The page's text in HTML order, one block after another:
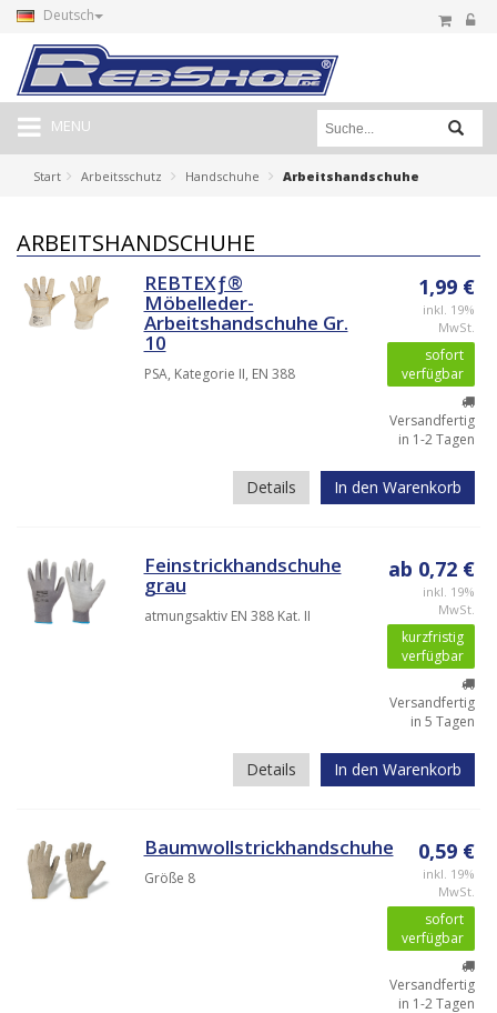
Deutsch
MENU
Start Arbeitsschutz Handschuhe Arbeitshandschuhe
ARBEITSHANDSCHUHE
REBTEXƒ®
Möbelleder-
Arbeitshandschuhe Gr.
10
PSA, Kategorie II, EN 388
1,99 €
inkl. 19%
MwSt.
sofort
verfügbar
Versandfertig
in 1-2 Tagen
Details In den Warenkorb
Feinstrickhandschuhe
grau
atmungsaktiv EN 388 Kat. II
ab 0,72 €
inkl. 19%
MwSt.
kurzfristig
verfügbar
Versandfertig
in 5 Tagen
Details In den Warenkorb
Baumwollstrickhandschuhe
Größe 8
0,59 €
inkl. 19%
MwSt.
sofort
verfügbar
Versandfertig
in 1-2 Tagen